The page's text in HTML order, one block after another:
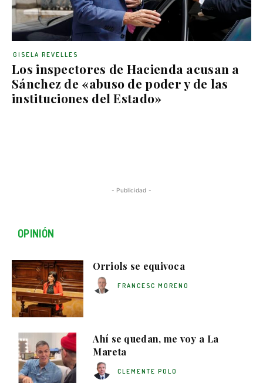
Los inspectores de Hacienda acusan a
Sánchez de «abuso de poder y de las
instituciones del Estado»
GISELA REVELLES
- Publicidad -
OPINIÓN
Orriols se equivoca
FRANCESC MORENO
Ahí se quedan, me voy a La
Mareta
CLEMENTE POLO